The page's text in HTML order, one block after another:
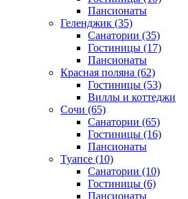
Пансионаты
Геленджик (35)
Санатории (35)
Гостиницы (17)
Пансионаты
Красная поляна (62)
Гостиницы (53)
Виллы и коттеджи
Сочи (65)
Санатории (65)
Гостиницы (16)
Пансионаты
Туапсе (10)
Санатории (10)
Гостиницы (6)
Пансионаты